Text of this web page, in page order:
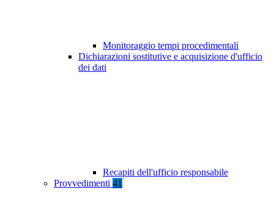
Monitoraggio tempi procedimentali
Dichiarazioni sostitutive e acquisizione d'ufficio
dei dati
Recapiti dell'ufficio responsabile
Provvedimenti 41